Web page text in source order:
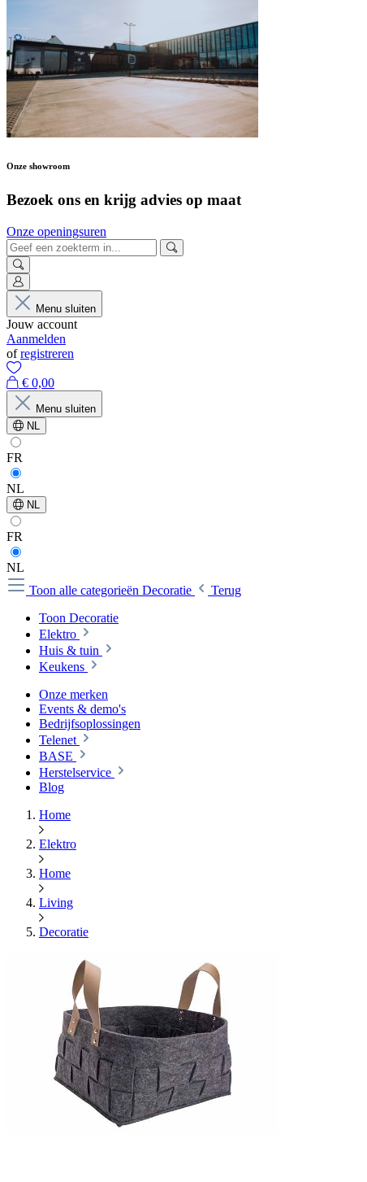
Onze showroom
Bezoek ons en krijg advies op maat
Onze openingsuren
Menu sluiten
Jouw account
Aanmelden
ofregistreren
€ 0,00
Menu sluiten
NL
FR
NL
NL
FR
NL
Toon alle categorieën Decoratie
Terug
Toon Decoratie
Elektro
Huis & tuin
Keukens
Onze merken
Events & demo's
Bedrijfsoplossingen
Telenet
BASE
Herstelservice
Blog
Home
Elektro
Home
Living
Decoratie